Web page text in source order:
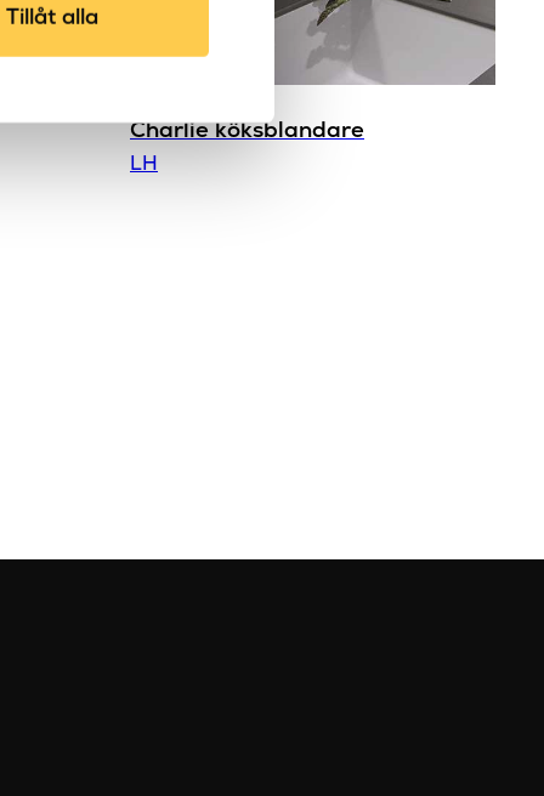
Tillåt alla
Charlie köksblandare
LH